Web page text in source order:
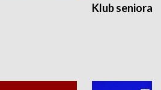
Klub seniora